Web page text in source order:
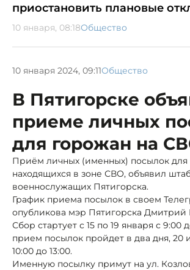
приостановить плановые
10 января, 08:18Общество
10 января 2024, 09:11Общество
В Пятигорске
приеме личных
для горожан на
Приём личных (именных) посылок для
находящихся в зоне СВО, объявил
военнослужащих Пятигорска.
График приема посылок в своем
опубликова мэр Пятигорска
Сбор стартует с 15 по 19 января с 9:00
прием посылок пройдет в два дня, 20
10:00 до 13:00.
Именную посылку примут на ул.